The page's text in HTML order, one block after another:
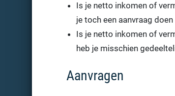
Is je netto inkomen of
je toch een aanvraag doen
Is je netto inkomen of
heb je misschien
Aanvragen